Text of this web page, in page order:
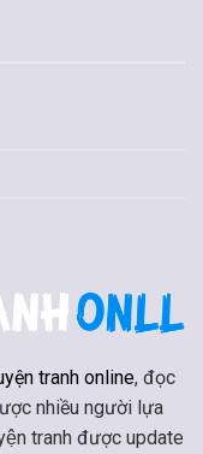
tranh online, đọc
nhiều người lựa
tranh được update